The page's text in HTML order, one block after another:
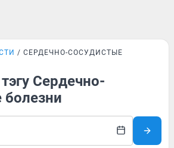
СЕРДЕЧНО-СОСУДИСТЫЕ
Сердечно-
болезни